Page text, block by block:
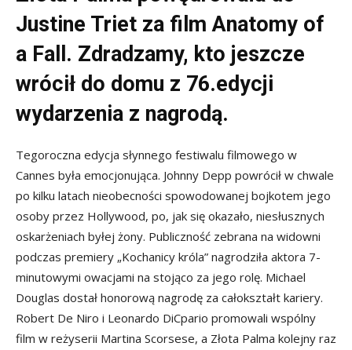
Justine Triet za film Anatomy of
a Fall. Zdradzamy, kto jeszcze
wrócił do domu z 76.edycji
wydarzenia z nagrodą.
Tegoroczna edycja słynnego festiwalu filmowego w
Cannes była emocjonująca. Johnny Depp powrócił w chwale
po kilku latach nieobecności spowodowanej bojkotem jego
osoby przez Hollywood, po, jak się okazało, niesłusznych
oskarżeniach byłej żony. Publiczność zebrana na widowni
podczas premiery „Kochanicy króla” nagrodziła aktora 7-
minutowymi owacjami na stojąco za jego rolę. Michael
Douglas dostał honorową nagrodę za całokształt kariery.
Robert De Niro i Leonardo DiCpario promowali wspólny
film w reżyserii Martina Scorsese, a Złota Palma kolejny raz